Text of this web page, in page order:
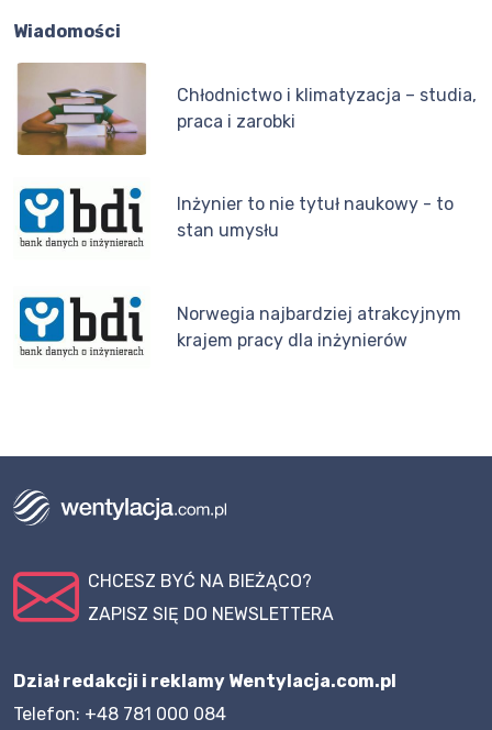
Wiadomości
Chłodnictwo i klimatyzacja – studia,
praca i zarobki
Inżynier to nie tytuł naukowy - to
stan umysłu
Norwegia najbardziej atrakcyjnym
krajem pracy dla inżynierów
CHCESZ BYĆ NA BIEŻĄCO?
ZAPISZ SIĘ DO NEWSLETTERA
Dział redakcji i reklamy Wentylacja.com.pl
Telefon: +48 781 000 084